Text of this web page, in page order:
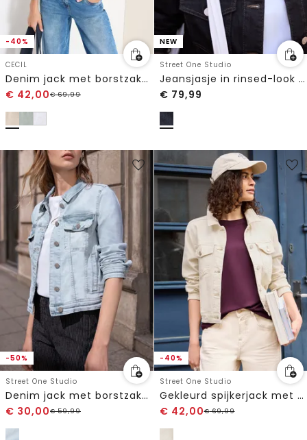
-40%
CECIL
Denim jack met borstzakken en knopen
€ 42,00€69,99
NEW
Street One Studio
Jeansjasje in rinsed-look met kraag
€ 79,99
-50%
Street One Studio
Denim jack met borstzakken en knopen
€ 30,00€59,99
-40%
Street One Studio
Gekleurd spijkerjack met borstzakken
€ 42,00€69,99